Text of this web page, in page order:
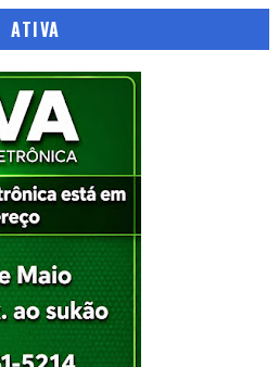
ATIVA